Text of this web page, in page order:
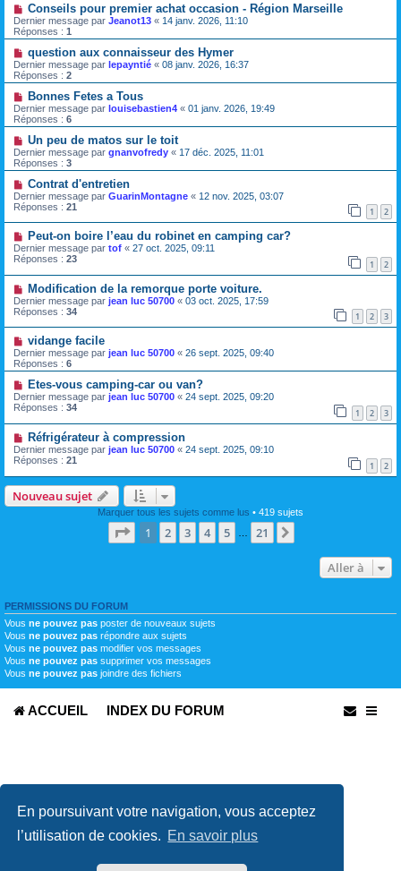
En poursuivant votre navigation, vous acceptez
l’utilisation de cookies. En savoir plus
Conseils pour premier achat occasion - Région Marseille
Dernier message par Jeanot13 « 14 janv. 2026, 11:10
Réponses : 1
question aux connaisseur des Hymer
Dernier message par lepayntié « 08 janv. 2026, 16:37
Réponses : 2
Bonnes Fetes a Tous
Dernier message par louisebastien4 « 01 janv. 2026, 19:49
Réponses : 6
Un peu de matos sur le toit
Dernier message par gnanvofredy « 17 déc. 2025, 11:01
Réponses : 3
Contrat d'entretien
Dernier message par GuarinMontagne « 12 nov. 2025, 03:07
Réponses : 21 1 2
Peut-on boire l’eau du robinet en camping car?
Dernier message par tof « 27 oct. 2025, 09:11
Réponses : 23 1 2
Modification de la remorque porte voiture.
Dernier message par jean luc 50700 « 03 oct. 2025, 17:59
Réponses : 34 1 2 3
vidange facile
Dernier message par jean luc 50700 « 26 sept. 2025, 09:40
Réponses : 6
Etes-vous camping-car ou van?
Dernier message par jean luc 50700 « 24 sept. 2025, 09:20
Réponses : 34 1 2 3
Réfrigérateur à compression
Dernier message par jean luc 50700 « 24 sept. 2025, 09:10
Réponses : 21 1 2
Nouveau sujet
Marquer tous les sujets comme lus • 419 sujets
Page 1sur21
1 2 3 4 5 21
Aller à
PERMISSIONS DU FORUM
Vous ne pouvez pas poster de nouveaux sujets
Vous ne pouvez pas répondre aux sujets
Vous ne pouvez pas modifier vos messages
Vous ne pouvez pas supprimer vos messages
Vous ne pouvez pas joindre des fichiers
ACCUEIL INDEX DU FORUM
Traduit parphpBB-fr.com